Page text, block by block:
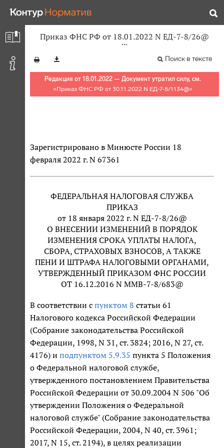
Приказ ФНС РФ от 18.01.2022 N ЕД-7-8/26@
Поиск в тексте
Редакция от 18.01.2022 — Документ утратил силу, см.
«Приказ ФНС РФ от 30.11.2022 N ЕД-7-8/1134@»
Зарегистрировано в Минюсте России 18
февраля 2022 г. N 67361
ФЕДЕРАЛЬНАЯ НАЛОГОВАЯ СЛУЖБА
ПРИКАЗ
от 18 января 2022 г. N ЕД-7-8/26@
О ВНЕСЕНИИ ИЗМЕНЕНИЙ В ПОРЯДОК
ИЗМЕНЕНИЯ СРОКА УПЛАТЫ НАЛОГА,
СБОРА, СТРАХОВЫХ ВЗНОСОВ, А ТАКЖЕ
ПЕНИ И ШТРАФА НАЛОГОВЫМИ ОРГАНАМИ,
УТВЕРЖДЕННЫЙ ПРИКАЗОМ ФНС РОССИИ
ОТ 16.12.2016 N ММВ-7-8/683@
В соответствии с пунктом 8 статьи 61
Налогового кодекса Российской Федерации
(Собрание законодательства Российской
Федерации, 1998, N 31, ст. 3824; 2016, N 27, ст.
4176) и подпунктом 5.9.35 пункта 5 Положения
о Федеральной налоговой службе,
утвержденного постановлением Правительства
Российской Федерации от 30.09.2004 N 506 "Об
утверждении Положения о Федеральной
налоговой службе" (Собрание законодательства
Российской Федерации, 2004, N 40, ст. 3961;
2017, N 15, ст. 2194), в целях реализации